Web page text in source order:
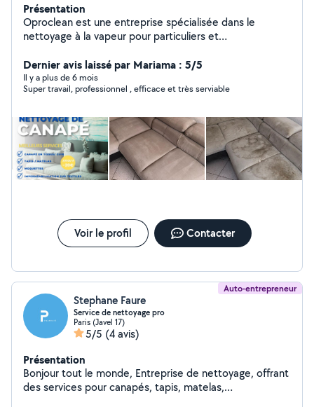
Présentation
Oproclean est une entreprise spécialisée dans le
nettoyage à la vapeur pour particuliers et
écologique, nous éliminons saletés, bactéries et
allergènes sans produits chimiques. Rapide, efficace et
respectueux de l'environnement, Suprasteam redonne
Dernier avis laissé par Mariama : 5/5
Il y a plus de 6 mois
Super travail, professionnel , efficace et très serviable
Voir le profil Contacter
Auto-entrepreneur
Stephane Faure
Service de nettoyage pro
Paris (Javel 17)
5/5 (4 avis)
Présentation
Bonjour tout le monde, Entreprise de nettoyage, offrant
des services pour canapés, tapis, matelas,